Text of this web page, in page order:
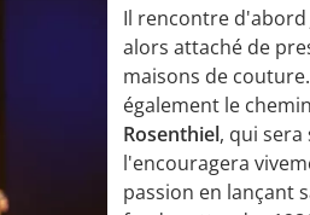
Il rencontre d'abord
alors attaché de
maisons de
également le
Rosenthiel, qui sera
l'encouragera
passion en lançant